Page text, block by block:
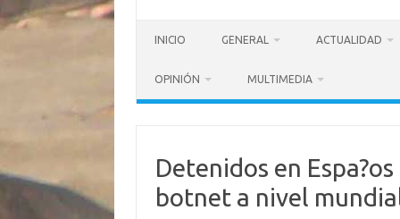
INICIO GENERAL ACTUALIDAD
OPINIÓN MULTIMEDIA
Detenidos en
botnet a nivel